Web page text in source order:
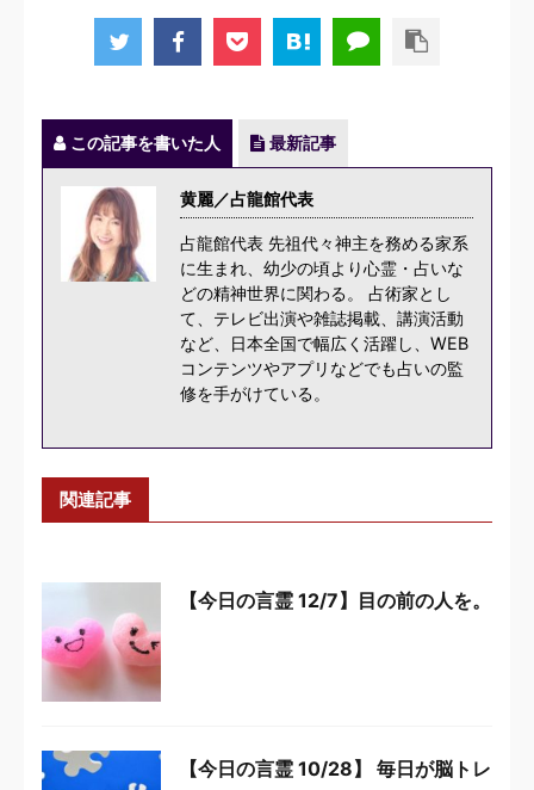
この記事を書いた人 最新記事
黄麗／占龍館代表
占龍館代表 先祖代々神主を務める家系
に生まれ、幼少の頃より心霊・占いな
どの精神世界に関わる。 占術家とし
て、テレビ出演や雑誌掲載、講演活動
など、日本全国で幅広く活躍し、WEB
コンテンツやアプリなどでも占いの監
修を手がけている。
関連記事
【今日の言霊 12/7】目の前の人を。
【今日の言霊 10/28】 毎日が脳トレ